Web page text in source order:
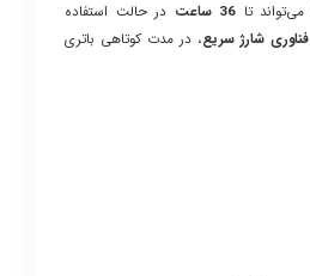
36 ساعت
در حالت استفاده
فناوری شارژ سریع، در مدت کوتاهی باتری